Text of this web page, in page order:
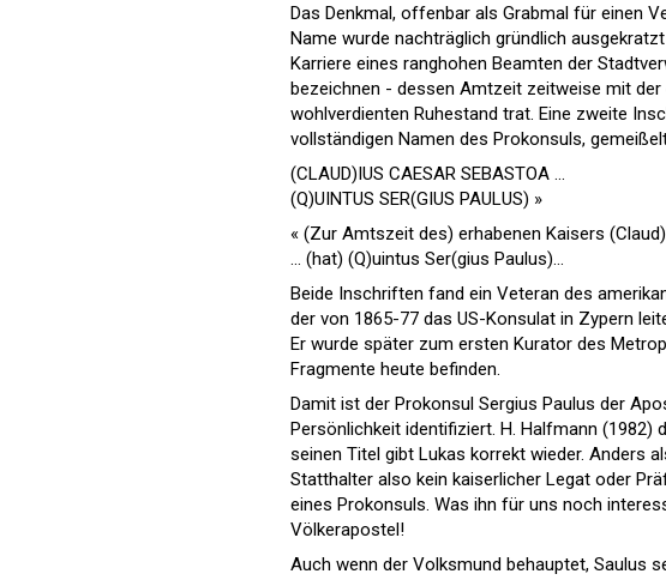
Das Denkmal, offenbar als Grabmal für einen
Name wurde nachträglich gründlich
Karriere eines ranghohen Beamten der
bezeichnen - dessen Amtzeit zeitweise mit
wohlverdienten Ruhestand trat. Eine zweite
vollständigen Namen des Prokonsuls,
(CLAUD)IUS CAESAR SEBASTOA ...
(Q)UINTUS SER(GIUS PAULUS) »
« (Zur Amtszeit des) erhabenen Kaisers
... (hat) (Q)uintus Ser(gius Paulus)...
Beide Inschriften fand ein Veteran des
der von 1865-77 das US-Konsulat in Zypern
Er wurde später zum ersten Kurator des
Fragmente heute befinden.
Damit ist der Prokonsul Sergius Paulus der
Persönlichkeit identifiziert. H. Halfmann (1982)
seinen Titel gibt Lukas korrekt wieder. Anders
Statthalter also kein kaiserlicher Legat oder
eines Prokonsuls. Was ihn für uns noch
Völkerapostel!
Auch wenn der Volksmund behauptet, Saulus